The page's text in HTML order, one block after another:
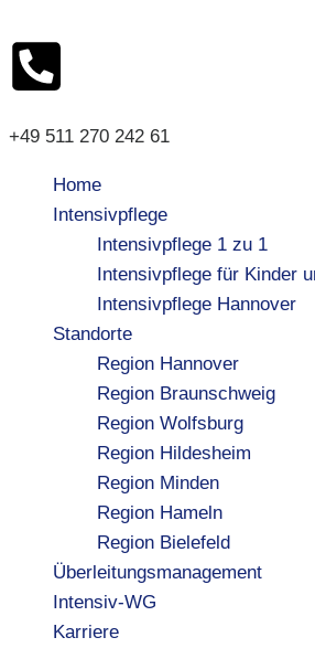
+49 511 270 242 61
Home
Intensivpflege
Intensivpflege 1 zu 1
Intensivpflege für Kinder
Intensivpflege Hannover
Standorte
Region Hannover
Region Braunschweig
Region Wolfsburg
Region Hildesheim
Region Minden
Region Hameln
Region Bielefeld
Überleitungsmanagement
Intensiv-WG
Karriere